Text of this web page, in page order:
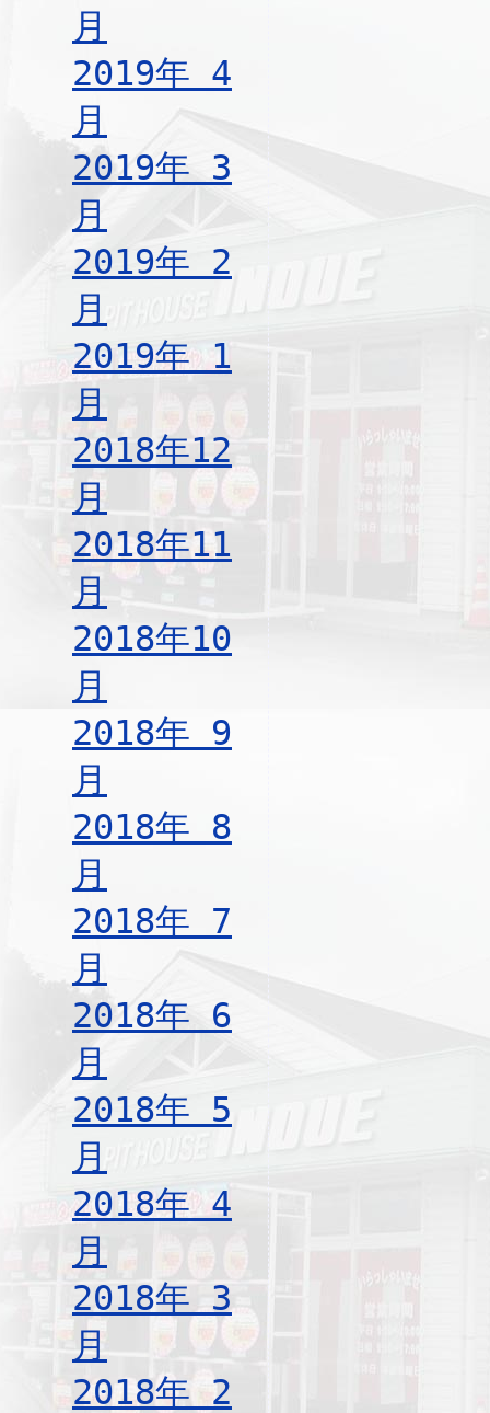
月
2019年 4
月
2019年 3
月
2019年 2
月
2019年 1
月
2018年12
月
2018年11
月
2018年10
月
2018年 9
月
2018年 8
月
2018年 7
月
2018年 6
月
2018年 5
月
2018年 4
月
2018年 3
月
2018年 2